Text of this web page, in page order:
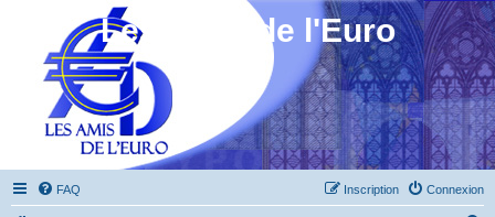
Les Amis de l'Euro
FAQ Connexion
Inscription